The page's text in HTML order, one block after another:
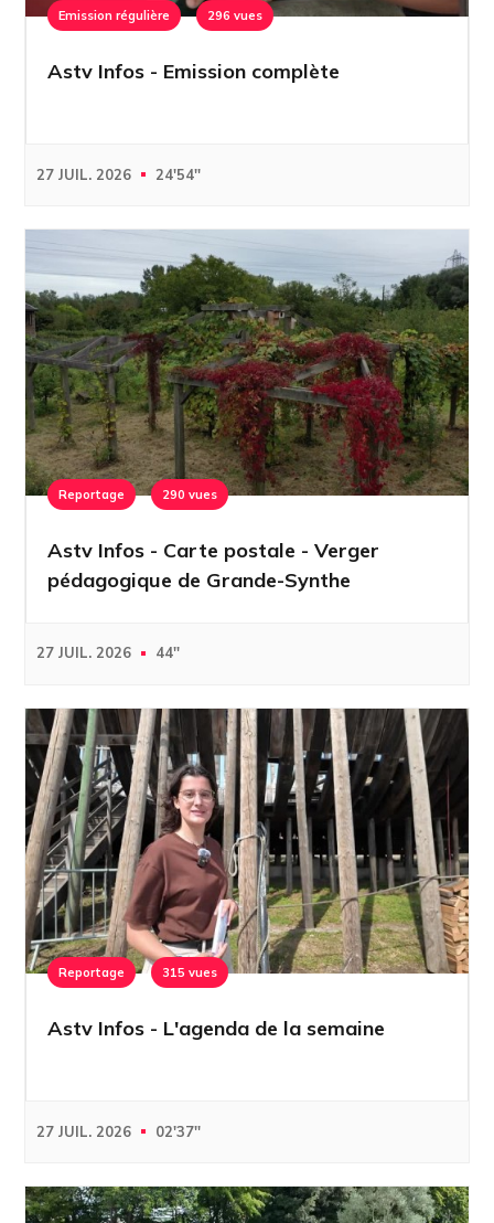
Emission régulière 296 vues
Astv Infos - Emission complète
27 JUIL. 2026 24'54''
Reportage 290 vues
Astv Infos - Carte postale - Verger
pédagogique de Grande-Synthe
27 JUIL. 2026 44''
Reportage 315 vues
Astv Infos - L'agenda de la semaine
27 JUIL. 2026 02'37''